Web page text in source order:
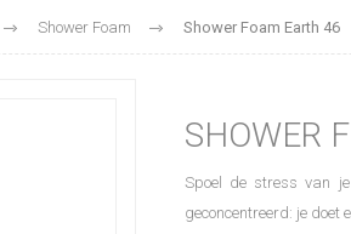
Shower Foam Shower Foam Earth 46
SHOWER
Spoel de stress van
geconcentreerd: je doet